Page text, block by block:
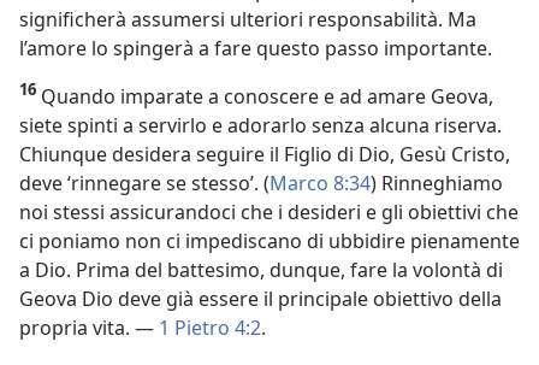
significherà assumersi ulteriori responsabilità. Ma
l’amore lo spingerà a fare questo passo importante.
16 Quando imparate a conoscere e ad amare Geova,
siete spinti a servirlo e adorarlo senza alcuna riserva.
Chiunque desidera seguire il Figlio di Dio, Gesù Cristo,
deve ‘rinnegare se stesso’. (Marco 8:34) Rinneghiamo
noi stessi assicurandoci che i desideri e gli obiettivi che
ci poniamo non ci impediscano di ubbidire pienamente
a Dio. Prima del battesimo, dunque, fare la volontà di
Geova Dio deve già essere il principale obiettivo della
propria vita. — 1 Pietro 4:2.